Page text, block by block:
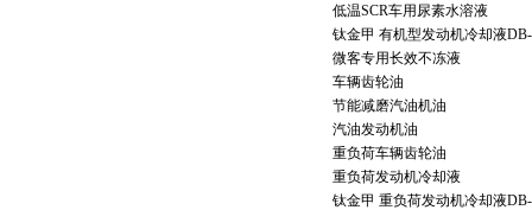
低温SCR车用尿素水溶液
钛金甲 有机型发动机冷却液
微客专用长效不冻液
车辆齿轮油
节能减磨汽油机油
汽油发动机油
重负荷车辆齿轮油
重负荷发动机冷却液
钛金甲 重负荷发动机冷却液